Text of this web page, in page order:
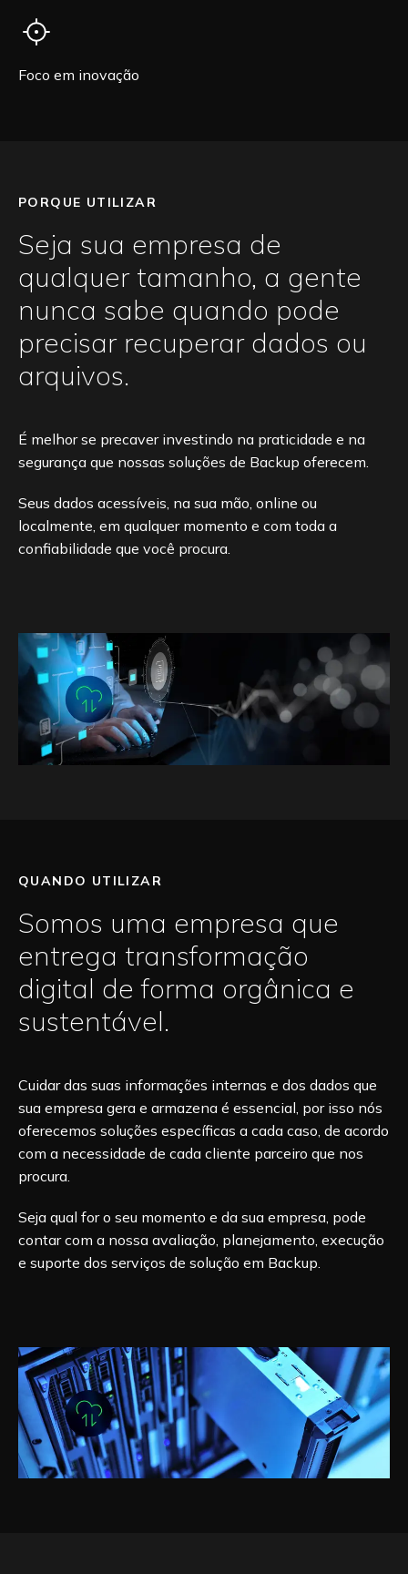
Foco em inovação
PORQUE UTILIZAR
Seja sua empresa de
qualquer tamanho, a gente
nunca sabe quando pode
precisar recuperar dados ou
arquivos.
É melhor se precaver investindo na praticidade e na
segurança que nossas soluções de Backup oferecem.
Seus dados acessíveis, na sua mão, online ou
localmente, em qualquer momento e com toda a
confiabilidade que você procura.
QUANDO UTILIZAR
Somos uma empresa que
entrega transformação
digital de forma orgânica e
sustentável.
Cuidar das suas informações internas e dos dados que
sua empresa gera e armazena é essencial, por isso nós
oferecemos soluções específicas a cada caso, de acordo
com a necessidade de cada cliente parceiro que nos
procura.
Seja qual for o seu momento e da sua empresa, pode
contar com a nossa avaliação, planejamento, execução
e suporte dos serviços de solução em Backup.